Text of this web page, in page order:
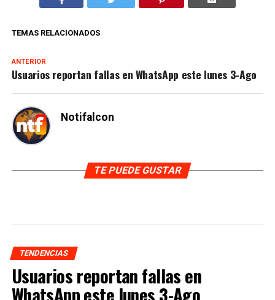
TEMAS RELACIONADOS
ANTERIOR
Usuarios reportan fallas en WhatsApp este lunes 3-Ago
Notifalcon
TE PUEDE GUSTAR
TENDENCIAS
Usuarios reportan fallas en
WhatsApp este lunes 3-Ago